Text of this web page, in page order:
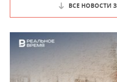
ВСЕ НОВОСТИ